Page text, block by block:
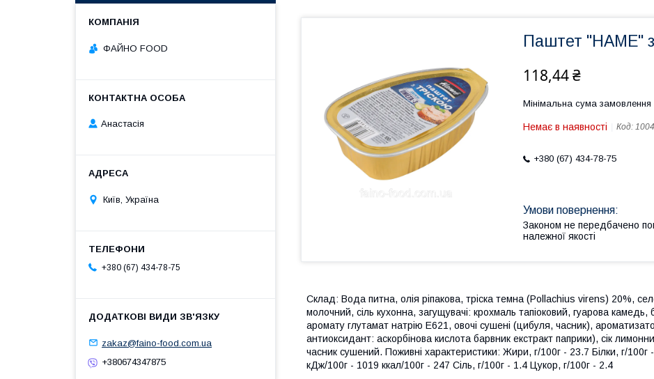
Паштет "НАМЕ" з
118,44 ₴
Мінімальна сума
Немає в наявності Код:
+380 (67) 434-78-75
Законом не передбачено
належної якості
Склад: Вода питна, олія ріпакова, тріска темна (Pollachius virens) 20%,
молочний, сіль кухонна, загущувачі: крохмаль тапіоковий, гуарова камедь,
аромату глутамат натрію Е621, овочі сушені (цибуля, часник),
антиоксидант: аскорбінова кислота барвник екстракт паприки), сік
часник сушений. Поживні характеристики: Жири, г/100г - 23.7 Білки, г/100г
кДж/100г - 1019 ккал/100г - 247 Сіль, г/100г - 1.4 Цукор, г/100г - 2.4
ФАЙНО FOOD
Анастасія
Київ, Україна
+380 (67) 434-78-75
zakaz@faino-food.com.ua
+380674347875